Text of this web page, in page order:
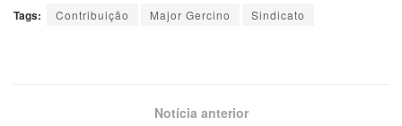
Tags: Contribuição Major Gercino Sindicato
Notícia anterior